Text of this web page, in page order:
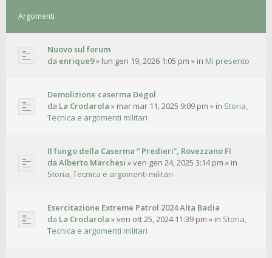
Argomenti
Nuovo sul forum
da enrique9» lun gen 19, 2026 1:05 pm » in Mi presento
Demolizione caserma Degol
da La Crodarola » mar mar 11, 2025 9:09 pm » in Storia,
Tecnica e argomenti militari
Il fungo della Caserma “ Predieri”, Rovezzano FI
da Alberto Marchesi »ven gen 24, 2025 3:14 pm » in
Storia, Tecnica e argomenti militari
Esercitazione Extreme Patrol 2024 Alta Badia
da La Crodarola »ven ott 25, 2024 11:39 pm » in Storia,
Tecnica e argomenti militari